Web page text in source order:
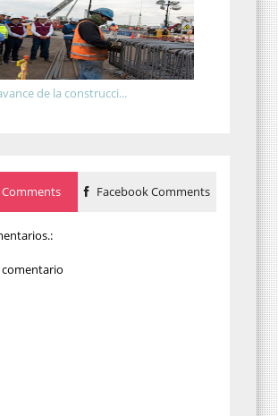
de la construcci...
Comments Facebook Comments